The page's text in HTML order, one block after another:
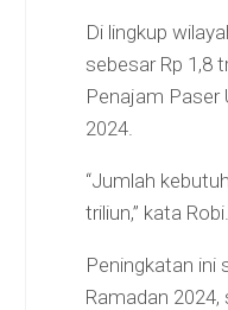
Di lingkup
sebesar Rp 1,8
Penajam Paser
2024.
“Jumlah
triliun,” kata Robi.
Peningkatan ini
Ramadan